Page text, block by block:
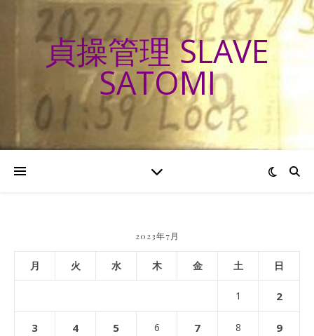
貞操管理 SLAVE
SATOMI
2023年7月
月 火 水 木 金 土 日
1 2
3 4 5 6 7 8 9